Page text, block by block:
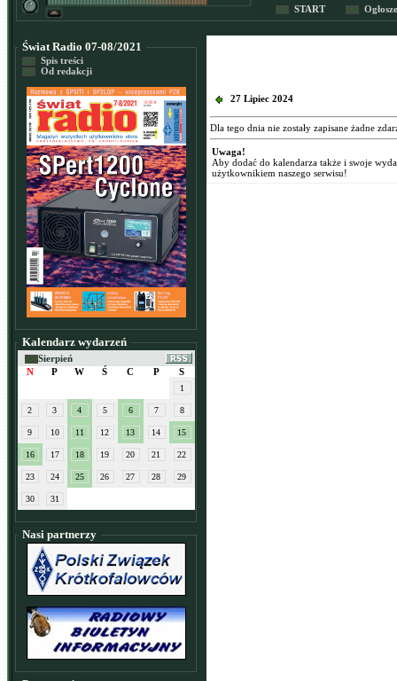
START
Świat Radio 07-08/2021
Spis treści
Od redakcji
Kalendarz wydarzeń
Sierpień
N
P W Ś C P S
1
2 3 4 5 6 7 8
9 10 11 12 13 14 15
16 17 18 19 20 21 22
23 24 25 26 27 28 29
30 31
Nasi partnerzy
27 Lipiec 2024
Dla tego dnia nie zostały zapisane żadne
Uwaga!
Aby dodać do kalendarza także i swoje
użytkownikiem naszego serwisu!